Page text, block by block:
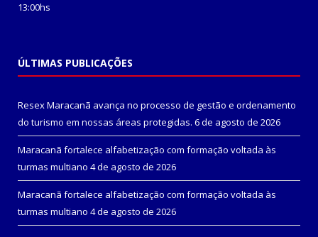
13:00hs
ÚLTIMAS PUBLICAÇÕES
Resex Maracanã avança no processo de gestão e ordenamento
do turismo em nossas áreas protegidas. 6 de agosto de 2026
Maracanã fortalece alfabetização com formação voltada às
turmas multiano 4 de agosto de 2026
Maracanã fortalece alfabetização com formação voltada às
turmas multiano 4 de agosto de 2026